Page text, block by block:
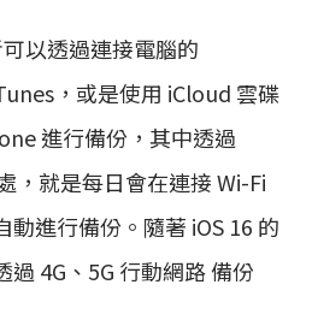
以透過連接電腦的
，或是使用 iCloud 雲碟
進行備份，其中透過
，就是每日會在連接 Wi-Fi
進行備份。隨著 iOS 16 的
4G、5G 行動網路 備份